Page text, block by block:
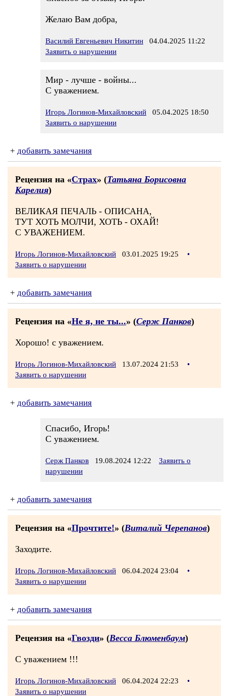
Желаю Вам добра,
Василий Евгеньевич Никитин 04.04.2025 11:22
Заявить о нарушении
Мир - лучше - войны...
С уважением.
Игорь Логинов-Михайловский 05.04.2025 18:50
Заявить о нарушении
+ добавить замечания
Рецензия на «Страх» (Татьяна Борисовна
Карелия)
ВЕЛИКАЯ ПЕЧАЛЬ - ОПИСАНА,
ТУТ ХОТЬ МОЛЧИ, ХОТЬ - ОХАЙ!
С УВАЖЕНИЕМ.
Игорь Логинов-Михайловский 03.01.2025 19:25
•
Заявить о нарушении
+ добавить замечания
Рецензия на «Не я, не ты...» (Серж Панков)
Хорошо! с уважением.
Игорь Логинов-Михайловский 13.07.2024 21:53
•
Заявить о нарушении
+ добавить замечания
Спасибо, Игорь!
С уважением.
Серж Панков 19.08.2024 12:22
Заявить о
нарушении
+ добавить замечания
Рецензия на «Прочтите!» (Виталий Черепанов)
Заходите.
Игорь Логинов-Михайловский 06.04.2024 23:04
•
Заявить о нарушении
+ добавить замечания
Рецензия на «Гвозди» (Весса Блюменбаум)
С уважением !!!
Игорь Логинов-Михайловский 06.04.2024 22:23
•
Заявить о нарушении